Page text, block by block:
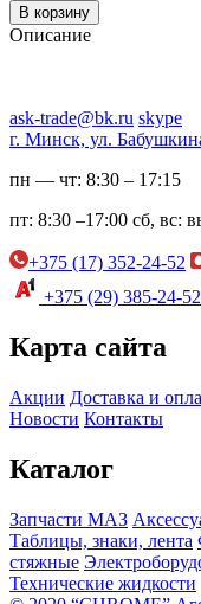
В корзину
Описание
ask-trade@bk.ru skype
г. Минск, ул.
пн — чт: 8:30 – 17:15
пт: 8:30 –17:00 сб, вс:
+375 (17) 352-24-52
+375 (29) 385-24-52
Карта сайта
Акции Доставка и
Новости Контакты
Каталог
Запчасти МАЗ
Таблицы, знаки, лента
стяжные
Технические жидкости